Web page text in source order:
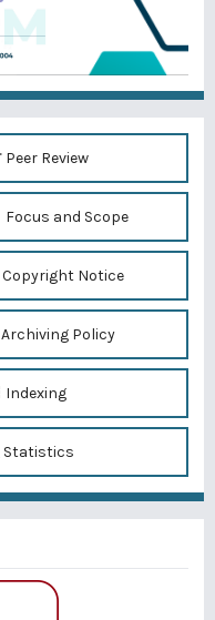
Peer Review
Focus and Scope
Copyright Notice
Archiving Policy
Indexing
Statistics